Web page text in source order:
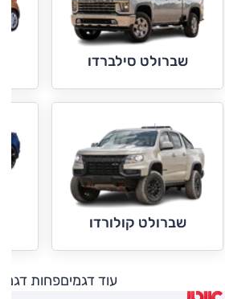
שברולט סילברדו
שברולט קולורדו
עוד דגמיםפחות דגמים